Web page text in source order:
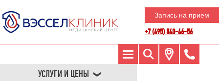
Запись на прием
+7 (495) 540-46-56
УСЛУГИ И ЦЕНЫ